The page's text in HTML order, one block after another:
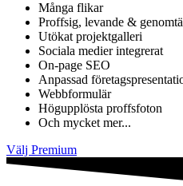
Många flikar
Proffsig, levande &
Utökat projektgalleri
Sociala medier integrerat
On-page SEO
Anpassad
Webbformulär
Högupplösta proffsfoton
Och mycket mer...
Välj Premium